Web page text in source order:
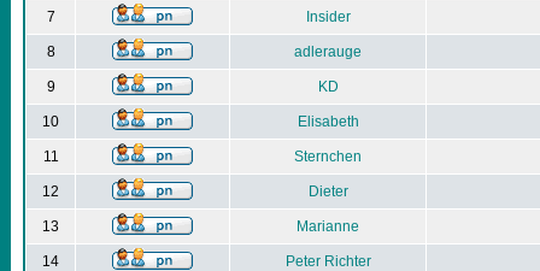
7 Insider
8 adlerauge
9 KD
10 Elisabeth
11 Sternchen
12 Dieter
13 Marianne
14 Peter Richter